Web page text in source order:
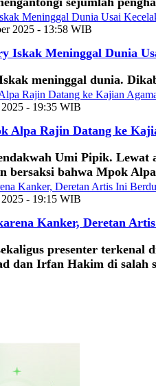
2025 - 13:58 WIB
Iskak Meninggal Dunia
meninggal dunia.
2025 - 19:35 WIB
Alpa Rajin Datang ke
Umi Pipik.
bersaksi bahwa Mpok
2025 - 19:15 WIB
Kanker, Deretan
presenter terkenal
dan Irfan Hakim di salah